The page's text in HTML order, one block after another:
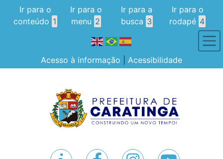
Ir para o
conteúdo 1
Ir para o
menu 2
Ir para a
busca 3
Ir para o
rodapé 4
Acesso à informação Acessibilidade